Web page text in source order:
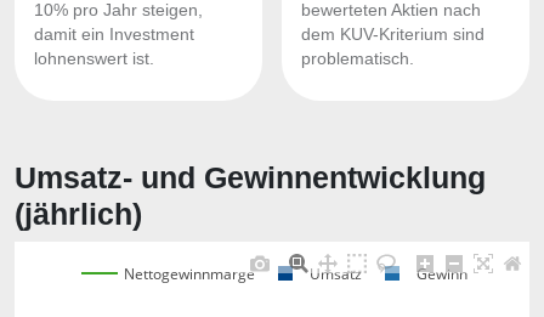
10% pro Jahr steigen,
damit ein Investment
lohnenswert ist.
bewerteten Aktien nach
dem KUV-Kriterium sind
problematisch.
Umsatz- und Gewinnentwicklung
(jährlich)
Nettogewinnmarge Umsatz Gewinn